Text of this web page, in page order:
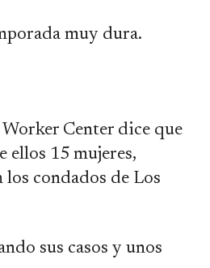
muy dura.
Center dice que
ellos 15 mujeres,
condados de Los
sus casos y unos